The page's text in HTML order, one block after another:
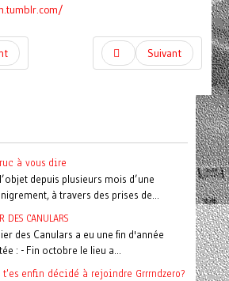
Suivant
à vous dire
depuis plusieurs mois d’une
à travers des prises de...
DES CANULARS
des Canulars a eu une fin d'année
: - Fin octobre le lieu a...
enfin décidé à rejoindre Grrrndzero?